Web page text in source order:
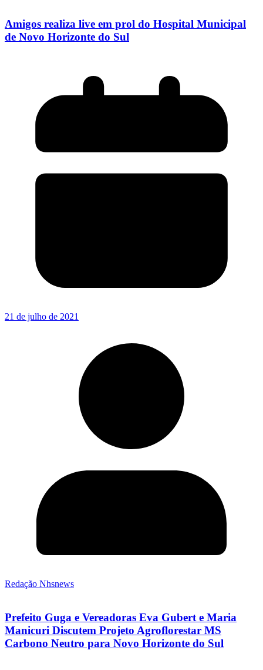
Amigos realiza live em prol do Hospital Municipal
de Novo Horizonte do Sul
21 de julho de 2021
Redação Nhsnews
Prefeito Guga e Vereadoras Eva Gubert e Maria
Manicuri Discutem Projeto Agroflorestar MS
Carbono Neutro para Novo Horizonte do Sul